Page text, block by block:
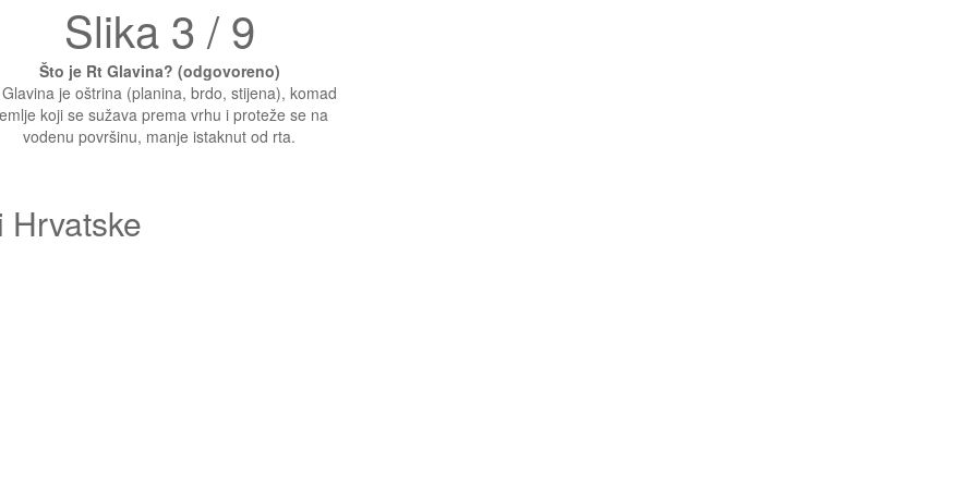
Slika 3 / 9
Što je Rt Glavina? (odgovoreno)
je oštrina (planina, brdo, stijena), komad
koji se sužava prema vrhu i proteže se na
vodenu površinu, manje istaknut od rta.